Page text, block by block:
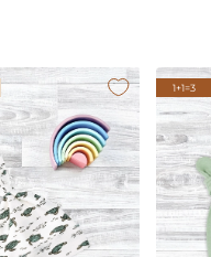
1+1=3